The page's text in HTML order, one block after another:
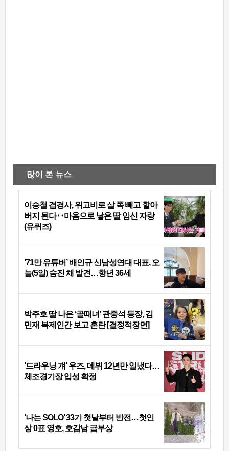
많이 본 뉴스
이승철 겹경사, 위고비로 살 쪽 빼고 할아
버지 된다‥마음으로 낳은 딸 임신 자랑
(유퀴즈)
‘71만 유튜버’ 배인규 신남성연대 대표, 오
늘(5일) 숨진 채 발견…향년 36세
박주호 딸 나은 ‘골때녀’ 관중석 등장, 김
민재 복제인간 보고 혼란 [결정적장면]
‘드라우닝 걔’ 우즈, 데뷔 12년만 일냈다…
체조경기장 입성 확정
‘나는 SOLO’ 33기 첫날부터 반전…첫인
상 0표 영호, 호감남 급부상